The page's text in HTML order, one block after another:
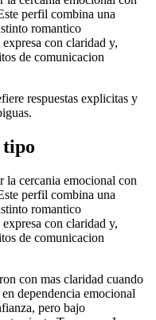
perfil combina una
romantico
con claridad y,
de comunicacion
respuestas explicitas y
tipo
la cercania emocional con
perfil combina una
romantico
con claridad y,
de comunicacion
con mas claridad cuando
dependencia emocional
pero bajo